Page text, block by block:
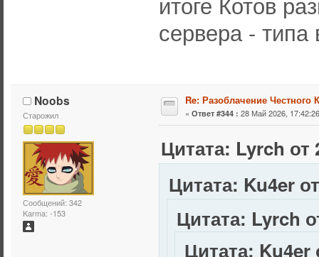
сервера - типа
Noobs
Старожил
Сообщений: 342
Karma: -153
Re: Разоблачение Честного
« Ответ #344 : 28 Май 2026,
Цитата: Lyrch от
Цитата: Ku4er
Цитата: Lyrch
Цитата: Ku4er